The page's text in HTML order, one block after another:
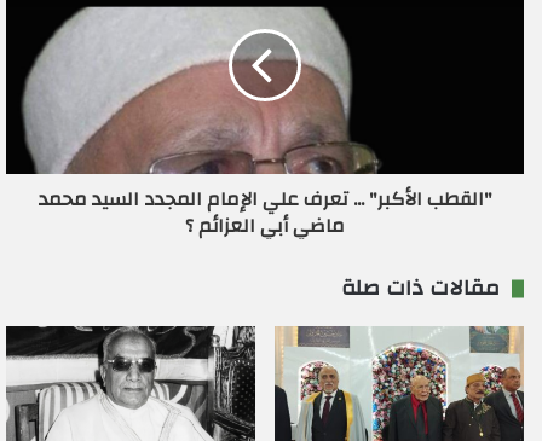
"القطب الأكبر" ... تعرف علي الإمام المجدد السيد محمد
ماضي أبي العزائم ؟
مقالات ذات صلة